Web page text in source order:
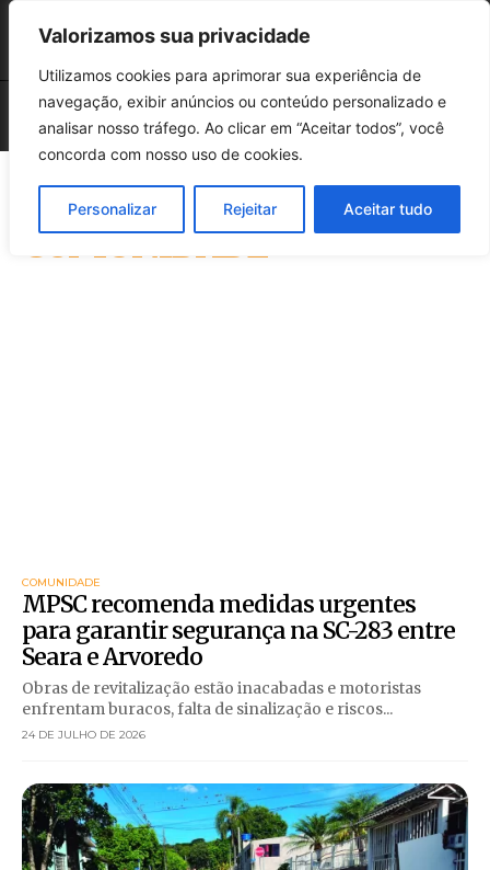
Valorizamos sua privacidade
Utilizamos cookies para aprimorar sua experiência de
navegação, exibir anúncios ou conteúdo personalizado e
analisar nosso tráfego. Ao clicar em “Aceitar todos”, você
concorda com nosso uso de cookies.
Personalizar Rejeitar Aceitar tudo
COMUNIDADE
COMUNIDADE
MPSC recomenda medidas urgentes
para garantir segurança na SC-283 entre
Seara e Arvoredo
Obras de revitalização estão inacabadas e motoristas
enfrentam buracos, falta de sinalização e riscos...
24 DE JULHO DE 2026